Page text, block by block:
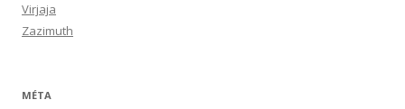
Virjaja
Zazimuth
MÉTA